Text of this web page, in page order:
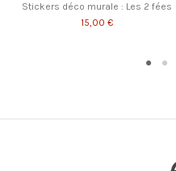
Stickers déco murale : Les 2 fées
15,00 €